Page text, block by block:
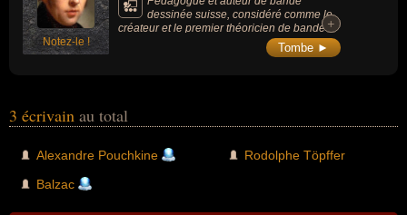
Notez-le !
dessinée suisse, considéré comme le
créateur et le premier théoricien de bande +
+
Tombe ►
3 écrivain au total
Alexandre Pouchkine
Balzac
Rodolphe Töpffer